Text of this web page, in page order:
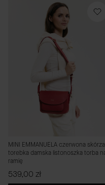
MINI EMMANUELA czerwona
torebka damska listonoszka torba
ramię
Cena
539,00 zł